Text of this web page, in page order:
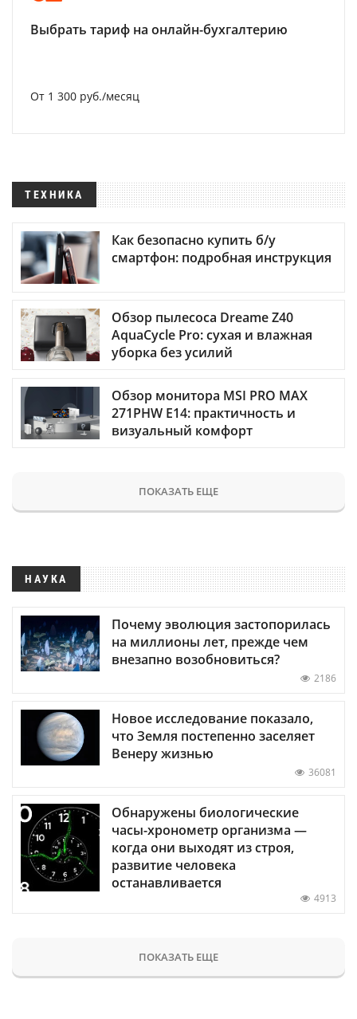
Выбрать тариф на онлайн-бухгалтерию
От 1 300 руб./месяц
ТЕХНИКА
Как безопасно купить б/у
смартфон: подробная инструкция
Обзор пылесоса Dreame Z40
AquaCycle Pro: сухая и влажная
уборка без усилий
Обзор монитора MSI PRO MAX
271PHW E14: практичность и
визуальный комфорт
ПОКАЗАТЬ ЕЩЕ
НАУКА
Почему эволюция застопорилась
на миллионы лет, прежде чем
внезапно возобновиться?
2186
Новое исследование показало,
что Земля постепенно заселяет
Венеру жизнью
36081
Обнаружены биологические
часы-хронометр организма —
когда они выходят из строя,
развитие человека
останавливается
4913
ПОКАЗАТЬ ЕЩЕ